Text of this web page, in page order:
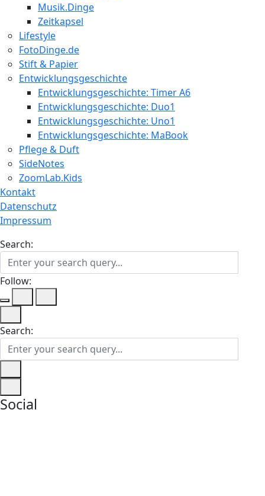
Musik.Dinge
Zeitkapsel
Lifestyle
FotoDinge.de
Stift & Papier
Entwicklungsgeschichte
Entwicklungsgeschichte: Timer A6
Entwicklungsgeschichte: Duo1
Entwicklungsgeschichte: Uno1
Entwicklungsgeschichte: MaBook
Pflege & Duft
SideNotes
ZoomLab.Kids
Kontakt
Datenschutz
Impressum
Search:
Follow:
Search:
Social